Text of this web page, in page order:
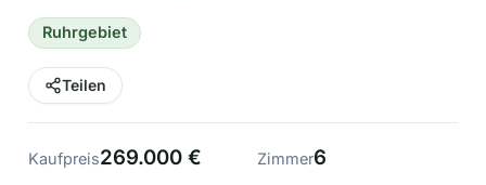
Ruhrgebiet
Teilen
Kaufpreis269.000 € Zimmer6